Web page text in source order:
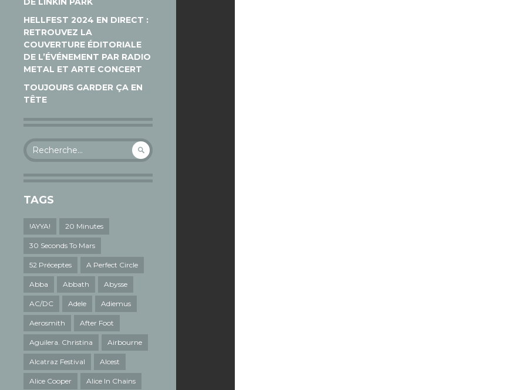
HELLFEST 2024 EN DIRECT :
RETROUVEZ LA
COUVERTURE ÉDITORIALE
DE L’ÉVÉNEMENT PAR RADIO
METAL ET ARTE CONCERT
TOUJOURS GARDER ÇA EN
TÊTE
Rechercher :
TAGS
!AYYA! 20 Minutes
30 Seconds To Mars
52 Préceptes A Perfect Circle
Abba Abbath Abysse
AC/DC Adele Adiemus
Aerosmith After Foot
Aguilera. Christina Airbourne
Alcatraz Festival Alcest
Alice Cooper Alice In Chains